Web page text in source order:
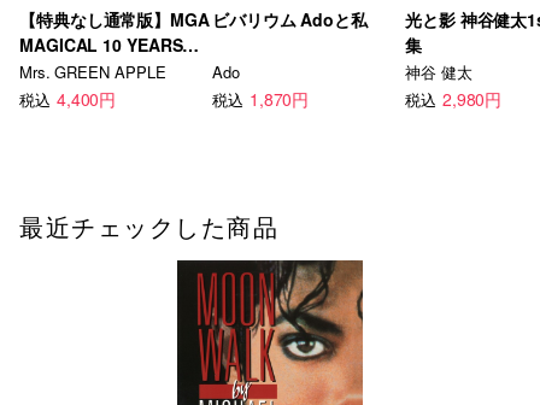
【特典なし通常版】MGA
MAGICAL 10 YEARS
ANNIVERSARY BOOK -
OUR STORY -
Mrs. GREEN APPLE
税込 4,400円
ビバリウム Adoと私
Ado
税込 1,870円
光と影 神谷健太
集
神谷 健太
税込 2,980円
最近チェックした商品